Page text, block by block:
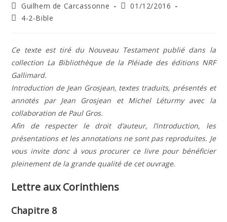
Auteur/autrice
de
Guilhem de Carcassonne
Publication
01/12/2016
Post4-2-Bible
Ce texte est tiré du Nouveau Testament publié dans la
collection La Bibliothèque de la Pléiade des éditions NRF
Gallimard.
Introduction de Jean Grosjean, textes traduits, présentés et
annotés par Jean Grosjean et Michel Léturmy avec la
collaboration de Paul Gros.
Afin de respecter le droit d’auteur, l’introduction, les
présentations et les annotations ne sont pas reproduites. Je
vous invite donc à vous procurer ce livre pour bénéficier
pleinement de la grande qualité de cet ouvrage.
Lettre aux Corinthiens
Chapitre 8